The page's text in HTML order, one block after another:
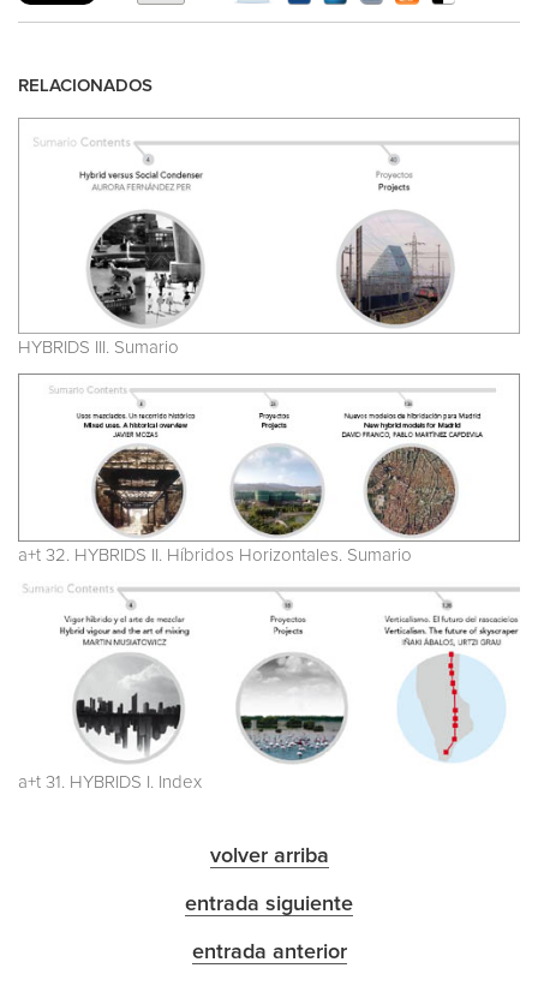
RELACIONADOS
HYBRIDS III. Sumario
a+t 32. HYBRIDS II. Híbridos Horizontales. Sumario
a+t 31. HYBRIDS I. Index
volver arriba
entrada siguiente
entrada anterior